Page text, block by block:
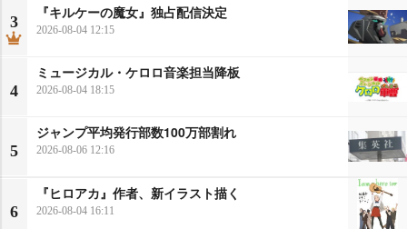
3
『キルケーの魔女』独占配信決定
2026-08-04 12:15
4
ミュージカル・ケロロ音楽担当降板
2026-08-04 18:15
5
ジャンプ平均発行部数100万部割れ
2026-08-06 12:16
6
『ヒロアカ』作者、新イラスト描く
2026-08-04 16:11